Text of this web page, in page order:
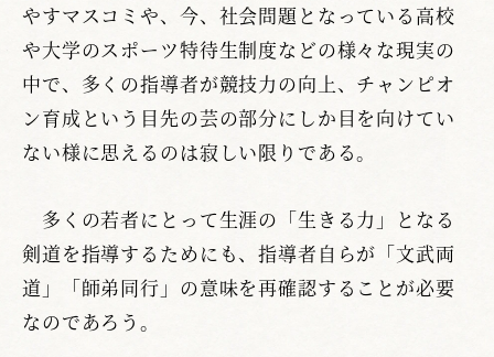
やすマスコミや、今、社会問題となっている高校
や大学のスポーツ特待生制度などの様々な現実の
中で、多くの指導者が競技力の向上、チャンピオ
ン育成という目先の芸の部分にしか目を向けてい
ない様に思えるのは寂しい限りである。
多くの若者にとって生涯の「生きる力」となる
剣道を指導するためにも、指導者自らが「文武両
道」「師弟同行」の意味を再確認することが必要
なのであろう。